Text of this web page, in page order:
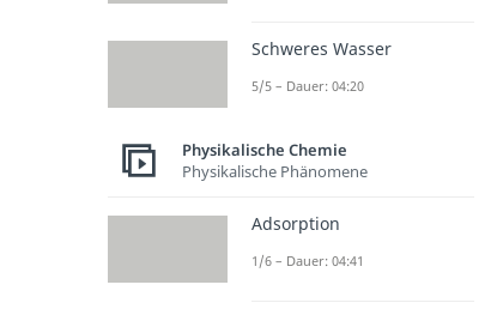
Schweres Wasser
5/5 – Dauer: 04:20
Physikalische Chemie
Physikalische Phänomene
Adsorption
1/6 – Dauer: 04:41